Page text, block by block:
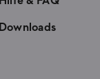
Downloads